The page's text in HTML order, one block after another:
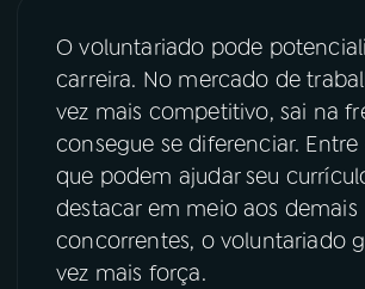
04PROGRAMAS
06VIDEOCASTS
O voluntariado pode
carreira. No mercado de
vez mais competitivo, sai na
consegue se diferenciar.
que podem ajudar seu
destacar em meio aos demais
concorrentes, o voluntariado
vez mais força.